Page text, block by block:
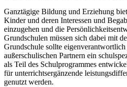
Ganztägige Bildung und Erziehung
Kinder und deren Interessen und
einzugehen und die
Grundschulen müssen sich dabei mit
Grundschule sollte
außerschulischen Partnern ein
als Teil des Schulprogrammes
für unterrichtsergänzende
genutzt werden.